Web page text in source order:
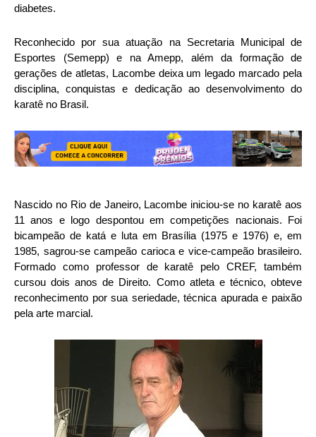
diabetes.
Reconhecido por sua atuação na Secretaria Municipal de
Esportes (Semepp) e na Amepp, além da formação de
gerações de atletas, Lacombe deixa um legado marcado pela
disciplina, conquistas e dedicação ao desenvolvimento do
karatê no Brasil.
Nascido no Rio de Janeiro, Lacombe iniciou-se no karatê aos
11 anos e logo despontou em competições nacionais. Foi
bicampeão de katá e luta em Brasília (1975 e 1976) e, em
1985, sagrou-se campeão carioca e vice-campeão brasileiro.
Formado como professor de karatê pelo CREF, também
cursou dois anos de Direito. Como atleta e técnico, obteve
reconhecimento por sua seriedade, técnica apurada e paixão
pela arte marcial.